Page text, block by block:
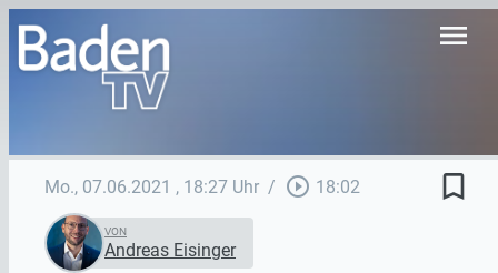
menu
Mo., 07.06.2021 , 18:27 Uhr / play_circle_outline 18:02 bookmark_border
VON
Andreas Eisinger